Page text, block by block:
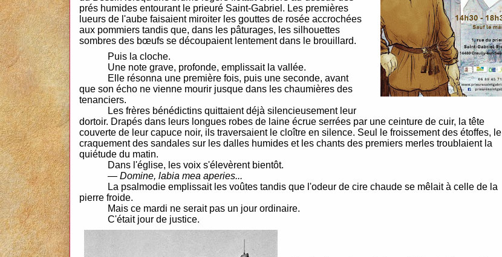
prés humides entourant le prieuré Saint-Gabriel. Les premières
lueurs de l'aube faisaient miroiter les gouttes de rosée accrochées
aux pommiers tandis que, dans les pâturages, les silhouettes
sombres des bœufs se découpaient lentement dans le brouillard.
Puis la cloche.
Une note grave, profonde, emplissait la vallée.
Elle résonna une première fois, puis une seconde, avant
que son écho ne vienne mourir jusque dans les chaumières des
tenanciers.
Les frères bénédictins quittaient déjà silencieusement leur
dortoir. Drapés dans leurs longues robes de laine écrue serrées par une ceinture de cuir, la tête
couverte de leur capuce noir, ils traversaient le cloître en silence. Seul le froissement des étoffes, le
craquement des sandales sur les dalles humides et les chants des premiers merles troublaient la
quiétude du matin.
Dans l'église, les voix s'élevèrent bientôt.
—Domine, labia mea aperies...
La psalmodie emplissait les voûtes tandis que l'odeur de cire chaude se mêlait à celle de la
pierre froide.
Mais ce mardi ne serait pas un jour ordinaire.
C'était jour de justice.